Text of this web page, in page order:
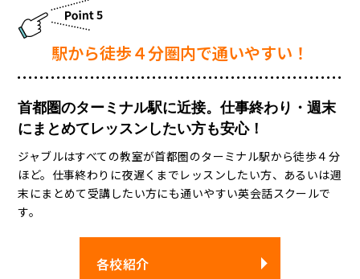
駅から徒歩４分圏内で通いやすい！
首都圏のターミナル駅に近接。仕事終わり・週末
にまとめてレッスンしたい方も安心！
ジャブルはすべての教室が首都圏のターミナル駅から徒歩４分
ほど。仕事終わりに夜遅くまでレッスンしたい方、あるいは週
末にまとめて受講したい方にも通いやすい英会話スクールで
す。
各校紹介